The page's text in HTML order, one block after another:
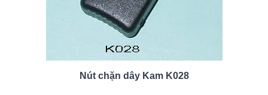
Nút chặn dây Kam K028